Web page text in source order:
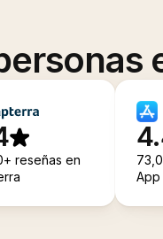
reseñas en
App